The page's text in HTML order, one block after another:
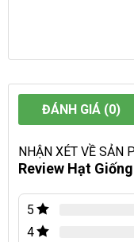
ĐÁNH GIÁ (0)
NHẬN XÉT VỀ SẢN
Review Hạt
5
4